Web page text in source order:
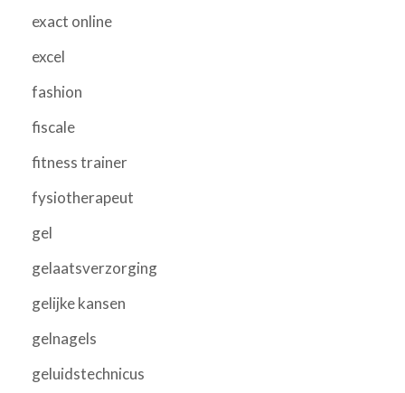
exact online
excel
fashion
fiscale
fitness trainer
fysiotherapeut
gel
gelaatsverzorging
gelijke kansen
gelnagels
geluidstechnicus